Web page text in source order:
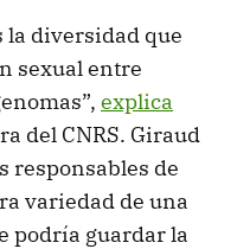
la diversidad que
sexual entre
explica
del CNRS. Giraud
responsables de
variedad de una
podría guardar la